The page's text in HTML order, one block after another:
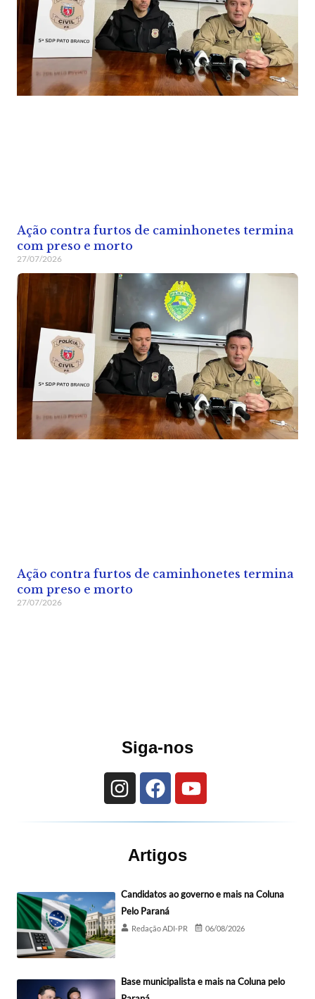
Ação contra furtos de caminhonetes termina
com preso e morto
27/07/2026
Ação contra furtos de caminhonetes termina
com preso e morto
27/07/2026
Siga-nos
Artigos
Candidatos ao governo e mais na Coluna
Pelo Paraná
Redação ADI-PR 06/08/2026
Base municipalista e mais na Coluna pelo